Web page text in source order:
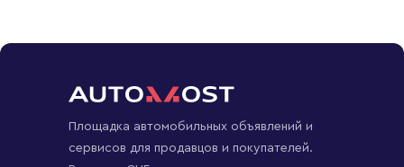
Площадка автомобильных объявлений и
сервисов для продавцов и покупателей.